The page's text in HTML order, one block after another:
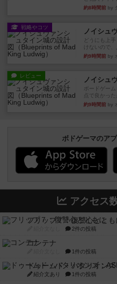
約8時間前 by
戦略やコツ ノイシュ
どうにも上
けないので
約9時間前 by
レビュー ノイシュ
ボードゲー
点で良かった
約9時間前 by
ボドゲーマのア
アクセス
フリップ７：復讐心ととも
2件の投稿
コンテナ
1件の投稿
ドゥームド・バタリオン
紹介文あり 1件の投稿